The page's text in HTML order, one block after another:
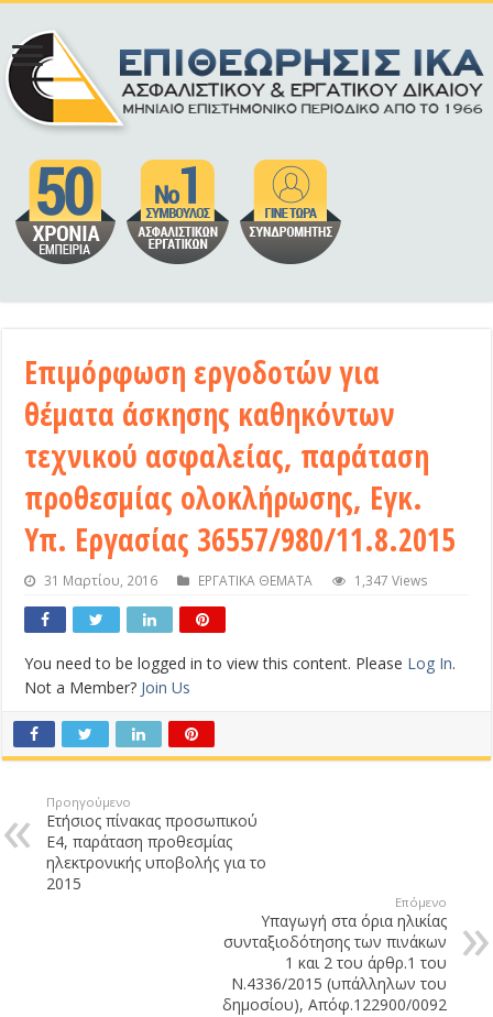
Επιμόρφωση εργοδοτών για
θέματα άσκησης καθηκόντων
τεχνικού ασφαλείας, παράταση
προθεσμίας ολοκλήρωσης, Εγκ.
Υπ. Εργασίας 36557/980/11.8.2015
31 Μαρτίου, 2016 ΕΡΓΑΤΙΚΑ ΘΕΜΑΤΑ 1,347 Views
You need to be logged in to view this content. Please Log In.
Not a Member? Join Us
Προηγούμενο
Ετήσιος πίνακας προσωπικού
Ε4, παράταση προθεσμίας
ηλεκτρονικής υποβολής για το
2015
Επόμενο
Υπαγωγή στα όρια ηλικίας
συνταξιοδότησης των πινάκων
1 και 2 του άρθρ.1 του
Ν.4336/2015 (υπάλληλων του
δημοσίου), Απόφ.122900/0092